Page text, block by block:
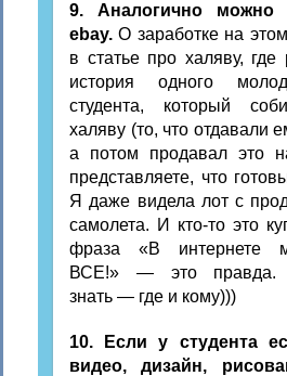
9. Аналогично можно
ebay. О заработке на
в статье про халяву, где
история одного
студента, который
халяву (то, что отдавали
а потом продавал это
представляете, что
Я даже видела лот с
самолета. И кто-то это
фраза «В интернете
ВСЕ!» — это правда.
знать — где и кому)))
10. Если у студента
видео, дизайн,